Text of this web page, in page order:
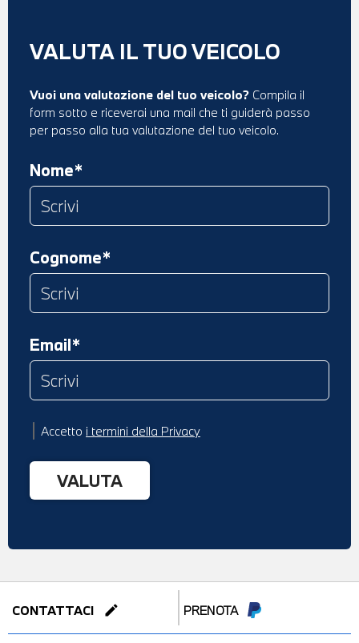
VALUTA IL TUO VEICOLO
Vuoi una valutazione del tuo veicolo? Compila il
form sotto e riceverai una mail che ti guiderà passo
per passo alla tua valutazione del tuo veicolo.
Nome*
Cognome*
Email*
Accetto i termini della Privacy
CONTATTACI edit PRENOTA